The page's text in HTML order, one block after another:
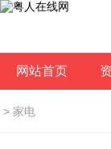
网站首页
> 家电